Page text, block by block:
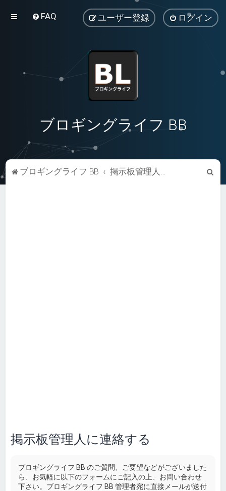
FAQ ログイン
ユーザー登録
ブロギングライフ BB
ブロギングライフ BB 掲示板管理人に連絡する
索
掲示板管理人に連絡する
ブロギングライフ BB のご質問、ご要望などがございました
ら、お気軽に以下のフォームにご記入の上、お問い合わせ
下さい。ブロギングライフ BB 管理者宛に直接メールが送付